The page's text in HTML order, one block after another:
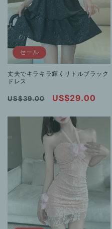
セール
丈夫でキラキラ輝くリトルブラック
ドレス
通
US$39.00
セ
ル
価
格
US$29.00